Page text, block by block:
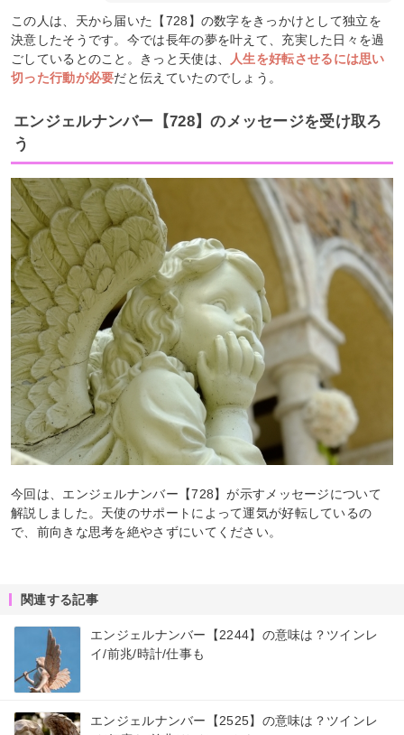
この人は、天から届いた【728】の数字をきっかけとして独立を
決意したそうです。今では長年の夢を叶えて、充実した日々を過
ごしているとのこと。きっと天使は、
人生を好転させるには思い
切った行動が必要だと伝えていたのでしょう。
エンジェルナンバー【728】のメッセージを受け取ろ
う
今回は、エンジェルナンバー【728】が示すメッセージについて
解説しました。天使のサポートによって運気が好転しているの
で、前向きな思考を絶やさずにいてください。
関連する記事
エンジェルナンバー【2244】の意味は？ツインレ
イ/前兆/時計/仕事も
エンジェルナンバー【2525】の意味は？ツインレ